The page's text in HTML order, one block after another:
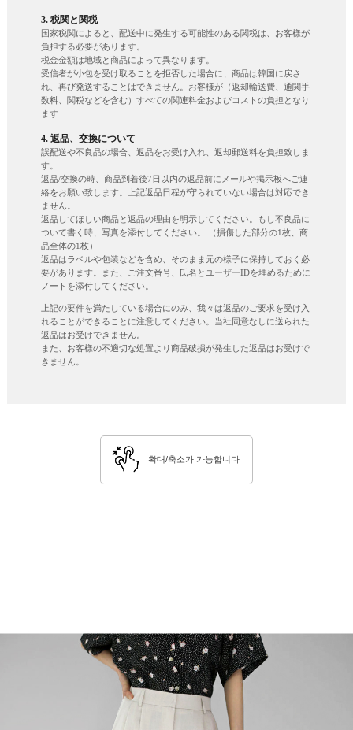
3. 税関と関税
国家税関によると、配送中に発生する可能性のある関税は、お客様が
負担する必要があります。
税金金額は地域と商品によって異なります。
受信者が小包を受け取ることを拒否した場合に、商品は韓国に戻さ
れ、再び発送することはできません。お客様が（返却輸送費、通関手
数料、関税などを含む）すべての関連料金およびコストの負担となり
ます
4. 返品、交換について
誤配送や不良品の場合、返品をお受け入れ、返却郵送料を負担致しま
す。
返品/交換の時、商品到着後7日以内の返品前にメールや掲示板へご連
絡をお願い致します。上記返品日程が守られていない場合は対応でき
ません。
返品してほしい商品と返品の理由を明示してください。もし不良品に
ついて書く時、写真を添付してください。 （損傷した部分の1枚、商
品全体の1枚）
返品はラベルや包装などを含め、そのまま元の様子に保持しておく必
要があります。また、ご注文番号、氏名とユーザーIDを埋めるために
ノートを添付してください。
上記の要件を満たしている場合にのみ、我々は返品のご要求を受け入
れることができることに注意してください。当社同意なしに送られた
返品はお受けできません。
また、お客様の不適切な処置より商品破損が発生した返品はお受けで
きません。
확대/축소가 가능합니다